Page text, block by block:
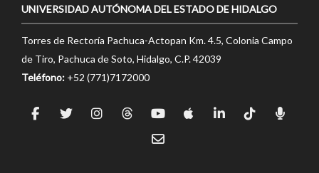
UNIVERSIDAD AUTÓNOMA DEL ESTADO DE HIDALGO
Torres de Rectoría Pachuca-Actopan Km. 4.5, Colonia Campo
de Tiro, Pachuca de Soto, Hidalgo, C.P. 42039
Teléfono: +52 (771)7172000